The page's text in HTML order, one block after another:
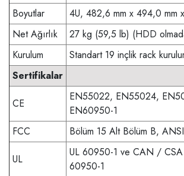
Boyutlar
4U, 482,6 mm x 494,0 mm
Net Ağırlık
27 kg (59,5 lb) (HDD
Kurulum
Standart 19 inçlik rack
Sertifikalar
CE
EN55022, EN55024,
EN60950-1
FCC
Bölüm 15 Alt Bölüm B,
UL
UL 60950-1 ve CAN /
60950-1